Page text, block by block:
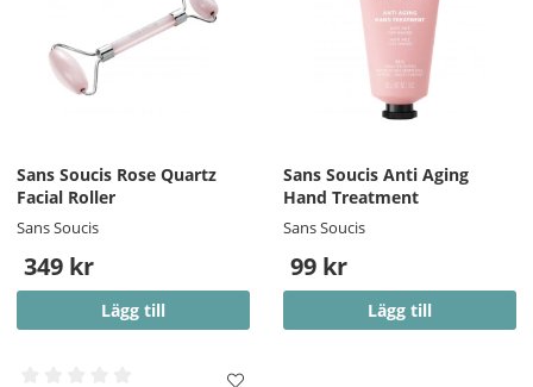
Sans Soucis Rose Quartz
Facial Roller
Sans Soucis
349 kr
Lägg till
Sans Soucis Anti Aging
Hand Treatment
Sans Soucis
99 kr
Lägg till